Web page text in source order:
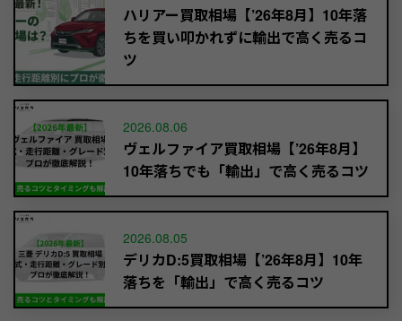
ハリアー買取相場【’26年8月】10年落
ちを買い叩かれずに輸出で高く売るコ
ツ
2026.08.06
ヴェルファイア買取相場【’26年8月】
10年落ちでも「輸出」で高く売るコツ
2026.08.05
デリカD:5買取相場【’26年8月】10年
落ちを「輸出」で高く売るコツ